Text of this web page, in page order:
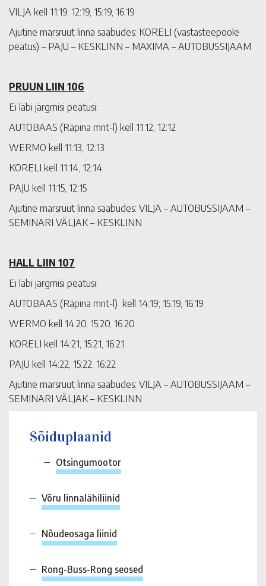
VILJA kell 11:19, 12:19, 15:19, 16:19
Ajutine marsruut linna saabudes: KORELI (vastasteepoole
peatus) – PAJU – KESKLINN – MAXIMA – AUTOBUSSIJAAM
PRUUN LIIN 106
Ei läbi järgmisi peatusi:
AUTOBAAS (Räpina mnt-l) kell 11:12, 12:12
WERMO kell 11:13, 12:13
KORELI kell 11:14, 12:14
PAJU kell 11:15, 12:15
Ajutine marsruut linna saabudes: VILJA – AUTOBUSSIJAAM –
SEMINARI VÄLJAK – KESKLINN
HALL LIIN 107
Ei läbi järgmisi peatusi:
AUTOBAAS (Räpina mnt-l) kell 14:19; 15:19, 16:19
WERMO kell 14:20, 15:20, 16:20
KORELI kell 14:21, 15:21, 16:21
PAJU kell 14:22, 15:22, 16:22
Ajutine marsruut linna saabudes: VILJA – AUTOBUSSIJAAM –
SEMINARI VÄLJAK – KESKLINN
Sõiduplaanid
Otsingumootor
Võru linnalähiliinid
Nõudeosaga liinid
Rong-Buss-Rong seosed